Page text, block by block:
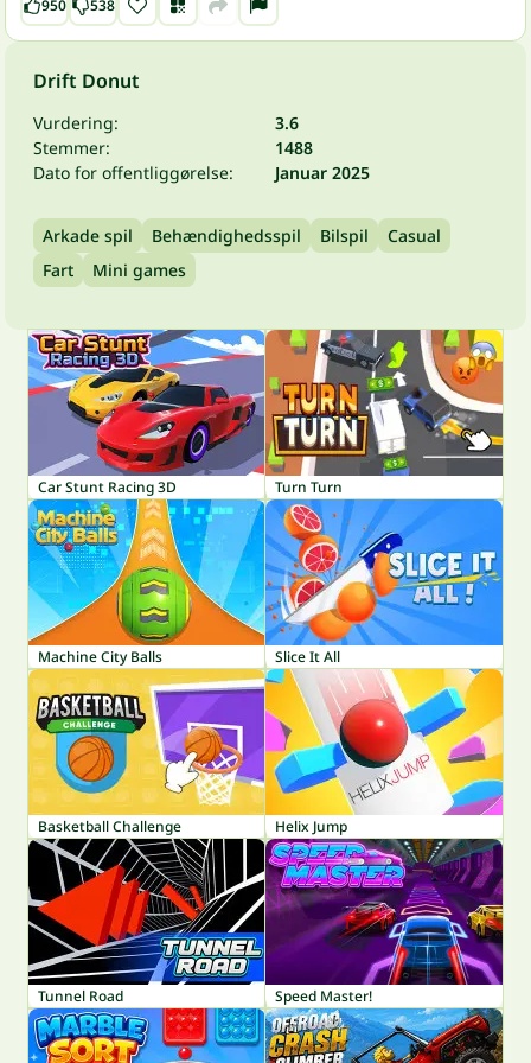
950 538
Drift Donut
Vurdering:
3.6
Stemmer:
1488
Dato for offentliggørelse:
Januar 2025
Arkade spil Behændighedsspil Bilspil
Casual
Fart
Mini games
Car Stunt Racing 3D Turn Turn
Machine City Balls Slice It All
Basketball Challenge Helix Jump
Tunnel Road Speed Master!